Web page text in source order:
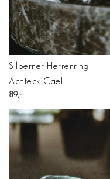
Silberner Herrenring
Achteck Cael
89